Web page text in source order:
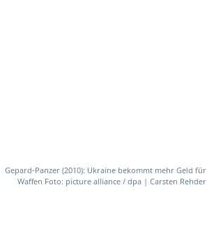
Gepard-Panzer (2010): Ukraine bekommt mehr Geld für
Waffen Foto: picture alliance / dpa | Carsten Rehder